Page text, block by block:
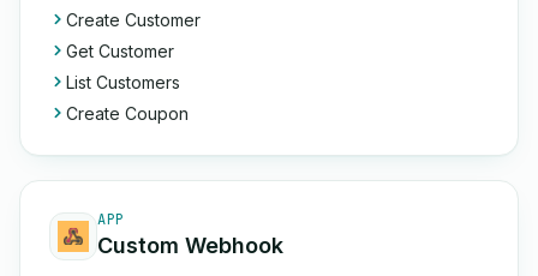
Create Customer
Get Customer
List Customers
Create Coupon
APP
Custom Webhook